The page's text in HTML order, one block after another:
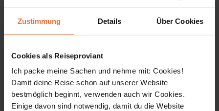
Zustimmung Details Über Cookies
Cookies als Reiseproviant
Ich packe meine Sachen und nehme mit: Cookies!
Damit deine Reise schon auf unserer Website
bestmöglich beginnt, verwenden auch wir Cookies.
Einige davon sind notwendig, damit du die Website
Länderinformation
Unterkünfte
In den meisten Orten sind ***–**** Hotels unser